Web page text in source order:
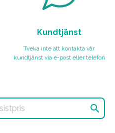
Kundtjänst
Tveka inte att kontakta vår
kundtjänst via e-post eller telefon
